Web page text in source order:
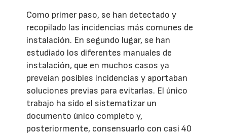
Como primer paso, se han detectado y
recopilado las incidencias más comunes de
instalación. En segundo lugar, se han
estudiado los diferentes manuales de
instalación, que en muchos casos ya
preveían posibles incidencias y aportaban
soluciones previas para evitarlas. El único
trabajo ha sido el sistematizar un
documento único completo y,
posteriormente, consensuarlo con casi 40